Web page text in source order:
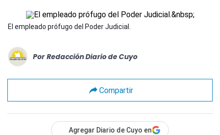
El empleado prófugo del Poder Judicial.
Por Redacción Diario de Cuyo
Compartir
Agregar Diario de Cuyo en